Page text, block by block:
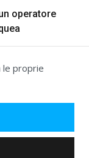
operatore
le proprie